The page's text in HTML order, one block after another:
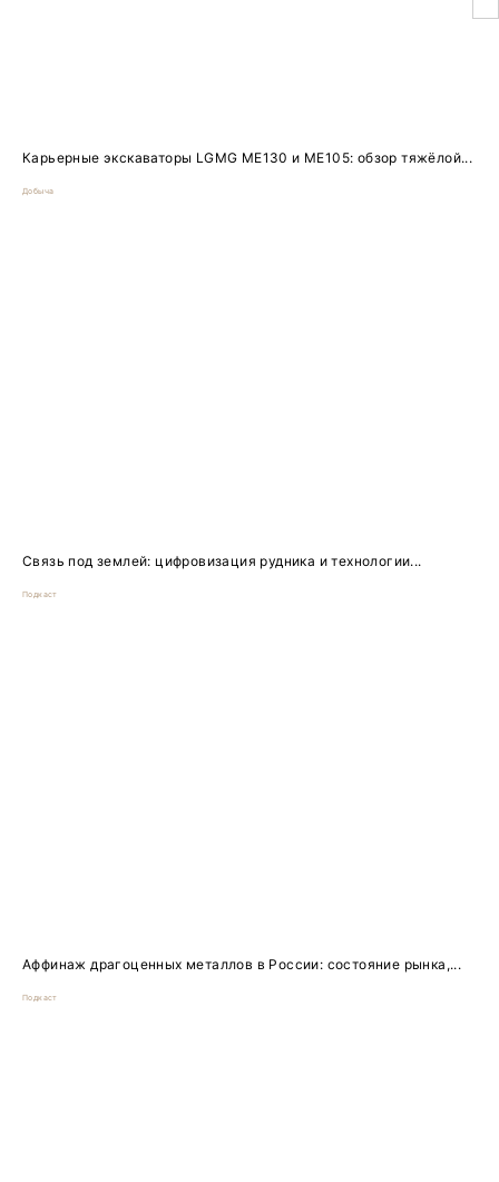
Карьерные экскаваторы LGMG ME130 и ME105: обзор тяжёлой...
Добыча
Связь под землей: цифровизация рудника и технологии...
Подкаст
Аффинаж драгоценных металлов в России: состояние рынка,...
Подкаст